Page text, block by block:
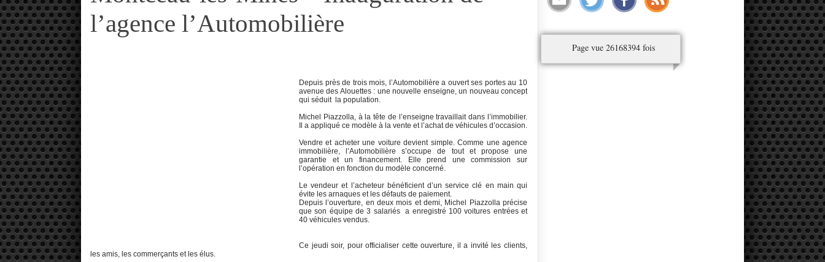
l’agence l’Automobilière
Depuis près de trois mois, l’Automobilière a ouvert ses portes au 10
avenue des Alouettes : une nouvelle enseigne, un nouveau concept
qui séduit la population.
Michel Piazzolla, à la tête de l’enseigne travaillait dans l’immobilier.
Il a appliqué ce modèle à la vente et l’achat de véhicules d’occasion.
Vendre et acheter une voiture devient simple. Comme une agence
immobilière, l’Automobilière s’occupe de tout et propose une
garantie et un financement. Elle prend une commission sur
l’opération en fonction du modèle concerné.
Le vendeur et l’acheteur bénéficient d’un service clé en main qui
évite les arnaques et les défauts de paiement.
Depuis l’ouverture, en deux mois et demi, Michel Piazzolla précise
que son équipe de 3 salariés a enregistré 100 voitures entrées et
40 véhicules vendus.
Ce jeudi soir, pour officialiser cette ouverture, il a invité les clients,
les amis, les commerçants et les élus.
Page vue 26168394 fois